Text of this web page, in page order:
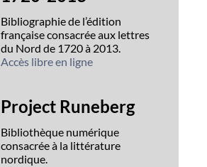
Bibliographie de l’édition
française consacrée aux lettres
du Nord de 1720 à 2013.
Accès libre en ligne
Project Runeberg
Bibliothèque numérique
consacrée à la littérature
nordique.